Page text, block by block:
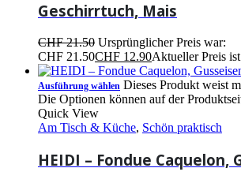
Geschirrtuch, Mais
CHF21.50 Ursprünglicher Preis war:
CHF 21.50CHF 12.90Aktueller Preis
Ausführung wählen Dieses Produkt weist
Die Optionen können auf der
Quick View
Am Tisch & Küche, Schön praktisch
HEIDI – Fondue Caquelon,